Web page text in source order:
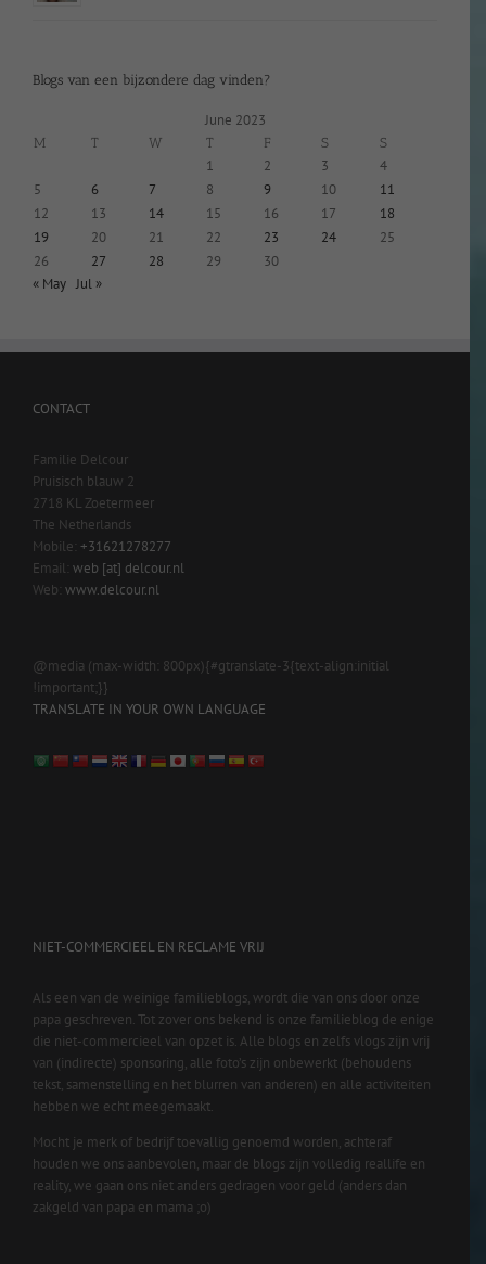
Blogs van een bijzondere dag vinden?
June 2023
M T W T F S S
1 2 3
4
5
6 7 8 9 10
11
12
13 14 15 16 17
18
19
20 21 22 23 24
25
26
27 28 29
30
« May Jul »
CONTACT
Familie Delcour
Pruisisch blauw 2
2718 KL Zoetermeer
The Netherlands
Mobile: +31621278277
Email: web [at] delcour.nl
Web: www.delcour.nl
@media (max-width: 800px){#gtranslate-3{text-align:initial
!important;}}
TRANSLATE IN YOUR OWN LANGUAGE
NIET-COMMERCIEEL EN RECLAME VRIJ
Als een van de weinige familieblogs, wordt die van ons door onze
papa geschreven. Tot zover ons bekend is onze familieblog de enige
die niet-commercieel van opzet is. Alle blogs en zelfs vlogs zijn vrij
van (indirecte) sponsoring, alle foto’s zijn onbewerkt (behoudens
tekst, samenstelling en het blurren van anderen) en alle activiteiten
hebben we echt meegemaakt.
Mocht je merk of bedrijf toevallig genoemd worden, achteraf
houden we ons aanbevolen, maar de blogs zijn volledig reallife en
reality, we gaan ons niet anders gedragen voor geld (anders dan
zakgeld van papa en mama ;o)